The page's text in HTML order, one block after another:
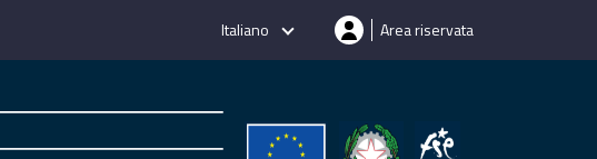
Italiano Area riservata